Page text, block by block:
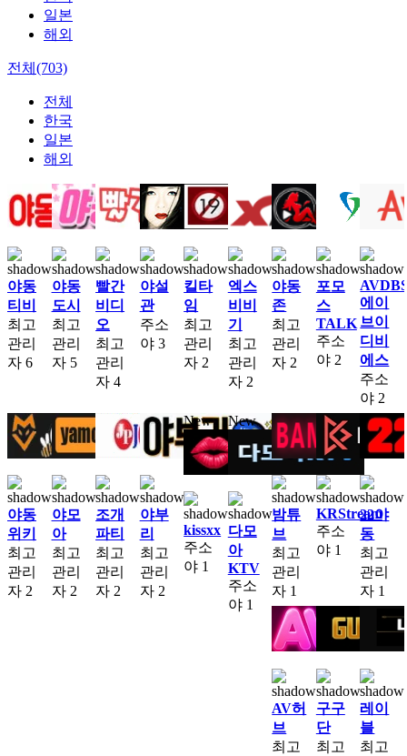
일본
해외
전체(703)
전체
한국
일본
해외
야동
티비
최고
관리
자 6
야동
도시
최고
관리
자 5
빨간
비디
오
최고
관리
자 4
야설
관
주소
야 3
킬타
임
최고
관리
자 2
엑스
비비
기
최고
관리
자 2
야동
존
최고
관리
자 2
포모
스
TALK
주소
야 2
에이
브이
디비
에스
주소
야 2
야동
위키
최고
관리
자 2
야모
아
최고
관리
자 2
조개
파티
최고
관리
자 2
야부
리
최고
관리
자 2
New
kissxx
주소
야 1
New
다모
아
KTV
주소
야 1
밤튜
브
최고
관리
자 1
KRStream
주소
야 1
22야
동
최고
관리
자 1
AV허
브
최고
구구
단
최고
레이
블
최고